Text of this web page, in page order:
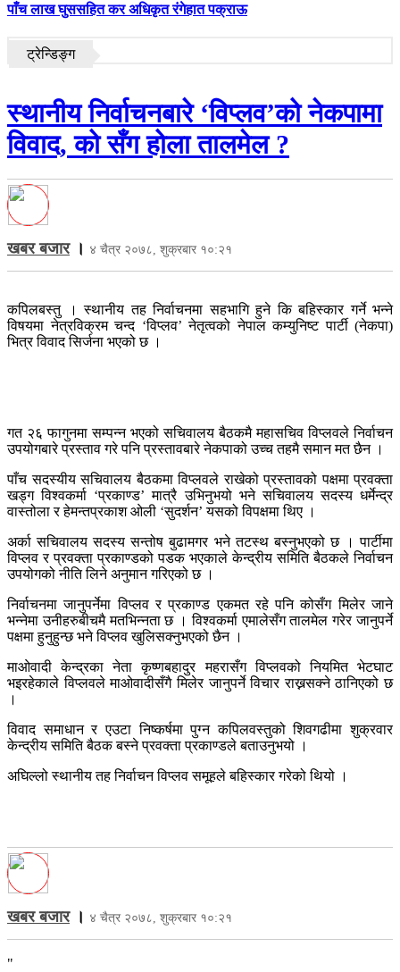
पाँच लाख घुससहित कर अधिकृत रंगेहात पक्राऊ
ट्रेन्डिङ्ग
स्थानीय निर्वाचनबारे ‘विप्लव’को नेकपामा
विवाद, को सँग होला तालमेल ?
खबर बजार। ४ चैत्र २०७८, शुक्रबार १०:२१
कपिलबस्तु । स्थानीय तह निर्वाचनमा सहभागि हुने कि बहिस्कार गर्ने भन्ने
विषयमा नेत्रविक्रम चन्द ‘विप्लव’ नेतृत्वको नेपाल कम्युनिष्ट पार्टी (नेकपा)
भित्र विवाद सिर्जना भएको छ ।
गत २६ फागुनमा सम्पन्न भएको सचिवालय बैठकमै महासचिव विप्लवले निर्वाचन
उपयोगबारे प्रस्ताव गरे पनि प्रस्तावबारे नेकपाको उच्च तहमै समान मत छैन ।
पाँच सदस्यीय सचिवालय बैठकमा विप्लवले राखेको प्रस्तावको पक्षमा प्रवक्ता
खड्ग विश्वकर्मा ‘प्रकाण्ड’ मात्रै उभिनुभयो भने सचिवालय सदस्य धर्मेन्द्र
वास्तोला र हेमन्तप्रकाश ओली ‘सुदर्शन’ यसको विपक्षमा थिए ।
अर्का सचिवालय सदस्य सन्तोष बुढामगर भने तटस्थ बस्नुभएको छ । पार्टीमा
विप्लव र प्रवक्ता प्रकाण्डको पडक भएकाले केन्द्रीय समिति बैठकले निर्वाचन
उपयोगको नीति लिने अनुमान गरिएको छ ।
निर्वाचनमा जानुपर्नेमा विप्लव र प्रकाण्ड एकमत रहे पनि कोसँग मिलेर जाने
भन्नेमा उनीहरुबीचमै मतभिन्नता छ । विश्वकर्मा एमालेसँग तालमेल गरेर जानुपर्ने
पक्षमा हुनुहुन्छ भने विप्लव खुलिसक्नुभएको छैन ।
माओवादी केन्द्रका नेता कृष्णबहादुर महरासँग विप्लवको नियमित भेटघाट
भइरहेकाले विप्लवले माओवादीसँगै मिलेर जानुपर्ने विचार राख्नसक्ने ठानिएको छ
।
विवाद समाधान र एउटा निष्कर्षमा पुग्न कपिलवस्तुको शिवगढीमा शुक्रवार
केन्द्रीय समिति बैठक बस्ने प्रवक्ता प्रकाण्डले बताउनुभयो ।
अघिल्लो स्थानीय तह निर्वाचन विप्लव समूहले बहिस्कार गरेको थियो ।
खबर बजार। ४ चैत्र २०७८, शुक्रबार १०:२१
"